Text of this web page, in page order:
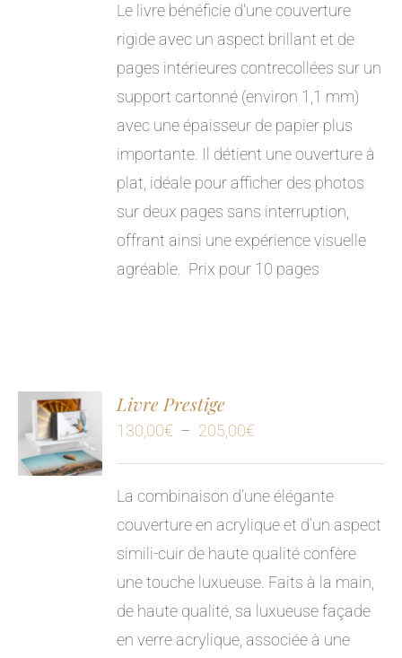
85,00€
140,00€
Le livre bénéficie d'une couverture
rigide avec un aspect brillant et de
pages intérieures contrecollées sur un
support cartonné (environ 1,1 mm)
avec une épaisseur de papier plus
importante. Il détient une ouverture à
plat, idéale pour afficher des photos
sur deux pages sans interruption,
offrant ainsi une expérience visuelle
agréable. Prix pour 10 pages
Livre Prestige
130,00€ – 205,00€
de
prix :
130,00€
205,00€
La combinaison d’une élégante
couverture en acrylique et d’un aspect
simili-cuir de haute qualité confère
une touche luxueuse. Faits à la main,
de haute qualité, sa luxueuse façade
en verre acrylique, associée à une